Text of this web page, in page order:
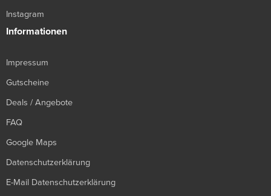
Instagram
Informationen
Impressum
Gutscheine
Deals / Angebote
FAQ
Google Maps
Datenschutzerklärung
E-Mail Datenschutzerklärung